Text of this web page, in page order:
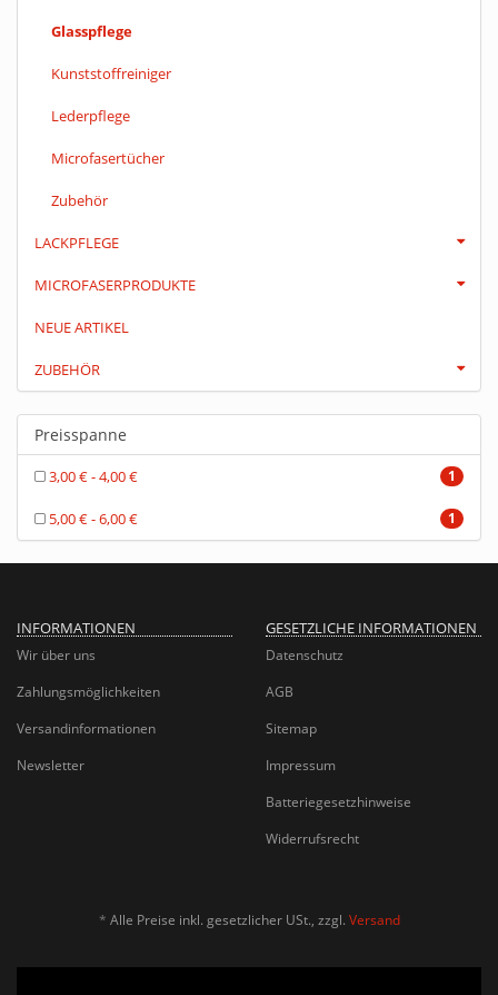
Glasspflege
Kunststoffreiniger
Lederpflege
Microfasertücher
Zubehör
LACKPFLEGE
MICROFASERPRODUKTE
NEUE ARTIKEL
ZUBEHÖR
Preisspanne
1
3,00 € - 4,00 €
1
5,00 € - 6,00 €
INFORMATIONEN
Wir über uns
Zahlungsmöglichkeiten
Versandinformationen
Newsletter
GESETZLICHE INFORMATIONEN
Datenschutz
AGB
Sitemap
Impressum
Batteriegesetzhinweise
Widerrufsrecht
* Alle Preise inkl. gesetzlicher USt., zzgl. Versand